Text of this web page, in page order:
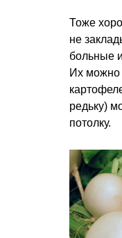
Тоже
не
больные
Их можно
редьку)
потолку.